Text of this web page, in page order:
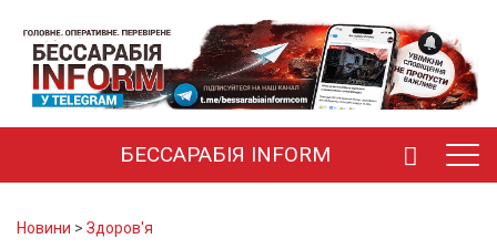
БЕССАРАБІЯ INFORM
Новини > Здоров'я